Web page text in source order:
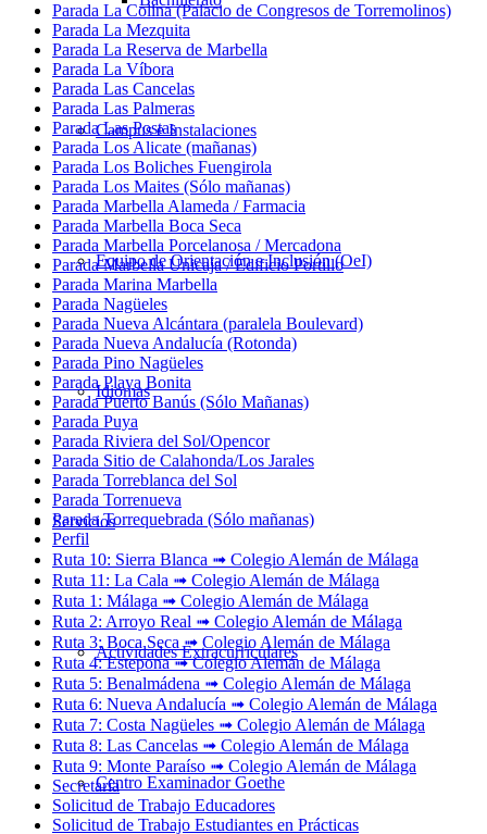
Campus e Instalaciones
Equipo de Orientación e Inclusión (OeI)
Idiomas
Servicios
Actividades Extracurriculares
Centro Examinador Goethe
Parada La Colina (Palacio de Congresos de Torremolinos)
Parada La Mezquita
Parada La Reserva de Marbella
Parada La Víbora
Parada Las Cancelas
Parada Las Palmeras
Parada Las Postas
Parada Los Alicate (mañanas)
Parada Los Boliches Fuengirola
Parada Los Maites (Sólo mañanas)
Parada Marbella Alameda / Farmacia
Parada Marbella Boca Seca
Parada Marbella Porcelanosa / Mercadona
Parada Marbella Unicaja / Edificio Portillo
Parada Marina Marbella
Parada Nagüeles
Parada Nueva Alcántara (paralela Boulevard)
Parada Nueva Andalucía (Rotonda)
Parada Pino Nagüeles
Parada Playa Bonita
Parada Puerto Banús (Sólo Mañanas)
Parada Puya
Parada Riviera del Sol/Opencor
Parada Sitio de Calahonda/Los Jarales
Parada Torreblanca del Sol
Parada Torrenueva
Parada Torrequebrada (Sólo mañanas)
Perfil
Ruta 10: Sierra Blanca ➟ Colegio Alemán de Málaga
Ruta 11: La Cala ➟ Colegio Alemán de Málaga
Ruta 1: Málaga ➟ Colegio Alemán de Málaga
Ruta 2: Arroyo Real ➟ Colegio Alemán de Málaga
Ruta 3: Boca Seca ➟ Colegio Alemán de Málaga
Ruta 4: Estepona ➟ Colegio Alemán de Málaga
Ruta 5: Benalmádena ➟ Colegio Alemán de Málaga
Ruta 6: Nueva Andalucía ➟ Colegio Alemán de Málaga
Ruta 7: Costa Nagüeles ➟ Colegio Alemán de Málaga
Ruta 8: Las Cancelas ➟ Colegio Alemán de Málaga
Ruta 9: Monte Paraíso ➟ Colegio Alemán de Málaga
Secretaría
Solicitud de Trabajo Educadores
Solicitud de Trabajo Estudiantes en Prácticas